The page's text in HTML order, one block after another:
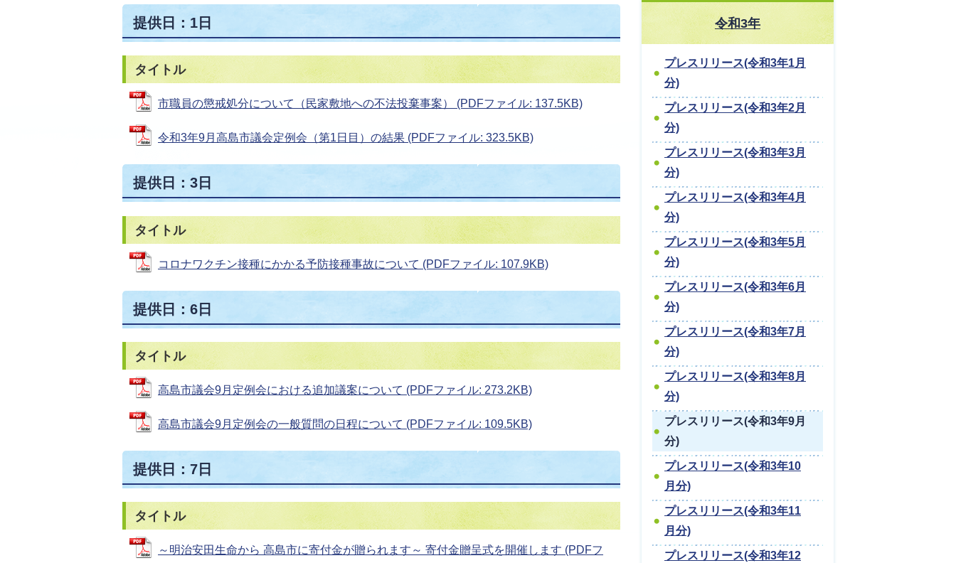
提供日：1日
タイトル
市職員の懲戒処分について（民家敷地への不法投棄事案） (PDFファイル: 137.5KB)
令和3年9月高島市議会定例会（第1日目）の結果 (PDFファイル: 323.5KB)
提供日：3日
タイトル
コロナワクチン接種にかかる予防接種事故について (PDFファイル: 107.9KB)
提供日：6日
タイトル
高島市議会9月定例会における追加議案について (PDFファイル: 273.2KB)
高島市議会9月定例会の一般質問の日程について (PDFファイル: 109.5KB)
提供日：7日
タイトル
～明治安田生命から 高島市に寄付金が贈られます～ 寄付金贈呈式を開催します (PDFフ
令和3年
プレスリリース(令和3年1月
分)
プレスリリース(令和3年2月
分)
プレスリリース(令和3年3月
分)
プレスリリース(令和3年4月
分)
プレスリリース(令和3年5月
分)
プレスリリース(令和3年6月
分)
プレスリリース(令和3年7月
分)
プレスリリース(令和3年8月
分)
プレスリリース(令和3年9月
分)
プレスリリース(令和3年10
月分)
プレスリリース(令和3年11
月分)
プレスリリース(令和3年12